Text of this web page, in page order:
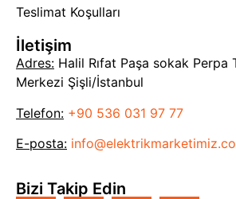
Teslimat Koşulları
İletişim
Adres: Halil Rıfat Paşa sokak Perpa
Merkezi Şişli/İstanbul
Telefon: +90 536 031 97 77
E-posta:
Bizi Takip Edin